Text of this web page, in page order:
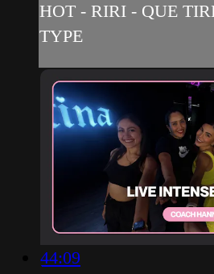
HOT - RIRI - QUE
TYPE
44:09